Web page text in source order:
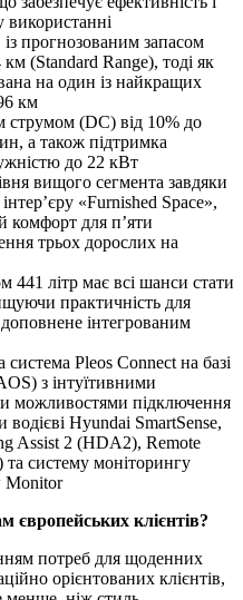
використанні
прогнозованим запасом
(Standard Range), тоді як
на один із найкращих
км
струмом (DC) від 10% до
а також підтримка
до 22 кВт
вищого сегмента завдяки
інтер’єру «Furnished Space»,
комфорт для п’яти
трьох дорослих на
441 літр має всі шанси стати
практичність для
інтегрованим
Pleos Connect на базі
з інтуїтивними
можливостями підключення
Hyundai SmartSense,
Assist 2 (HDA2), Remote
систему моніторингу
Monitor
європейських клієнтів?
потреб для щоденних
орієнтованих клієнтів,